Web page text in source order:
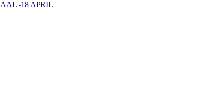
-18 APRIL